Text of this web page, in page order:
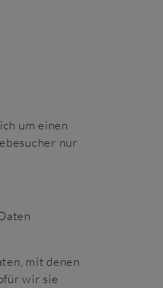
um einen
nur
mit denen
wir sie